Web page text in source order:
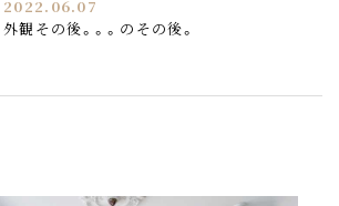
2022.06.07
外観その後。。。のその後。